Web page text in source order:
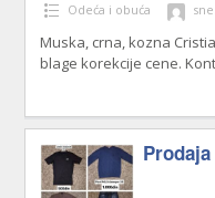
Odeća i obuća
Muska, crna, kozna
blage korekcije cene.